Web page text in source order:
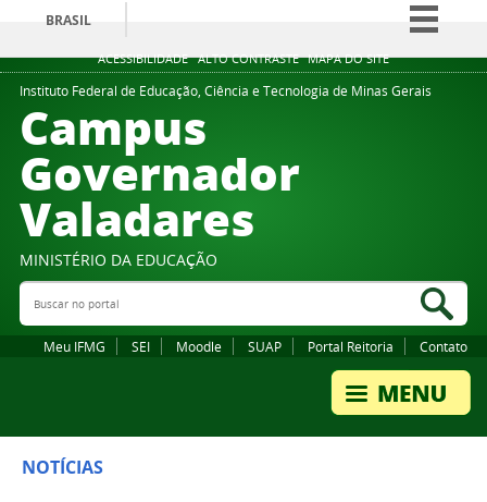
ACESSIBILIDADE ALTO CONTRASTE MAPA DO SITE
BRASIL
Simplifique!
Comunica BR
Instituto Federal de Educação, Ciência e Tecnologia de Minas Gerais
Campus
Governador
Valadares
MINISTÉRIO DA EDUCAÇÃO
Buscar no portal
Meu IFMG SEI Moodle SUAP Portal Reitoria Contato
NOTÍCIAS